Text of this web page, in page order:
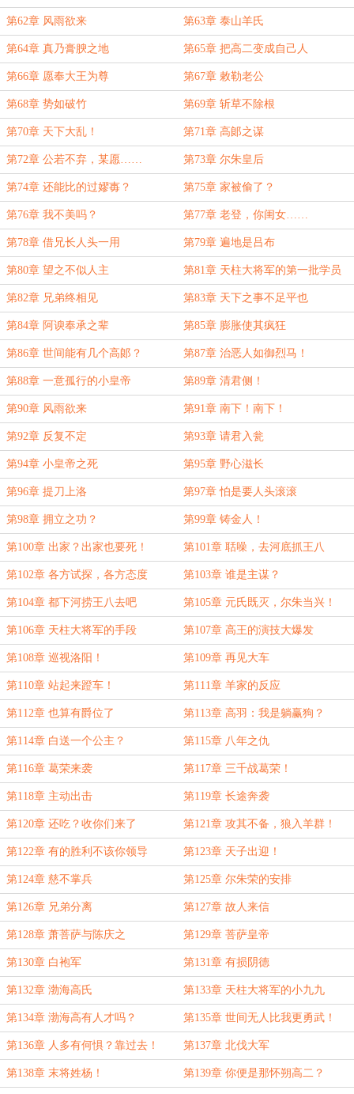
第62章 风雨欲来 第63章 泰山羊氏
第64章 真乃膏腴之地 第65章 把高二变成自己人
第66章 愿奉大王为尊 第67章 敕勒老公
第68章 势如破竹 第69章 斩草不除根
第70章 天下大乱！ 第71章 高郞之谋
第72章 公若不弃，某愿…… 第73章 尔朱皇后
第74章 还能比的过嫪毐？ 第75章 家被偷了？
第76章 我不美吗？ 第77章 老登，你闺女……
第78章 借兄长人头一用 第79章 遍地是吕布
第80章 望之不似人主 第81章 天柱大将军的第一批学员
第82章 兄弟终相见 第83章 天下之事不足平也
第84章 阿谀奉承之辈 第85章 膨胀使其疯狂
第86章 世间能有几个高郞？ 第87章 治恶人如御烈马！
第88章 一意孤行的小皇帝 第89章 清君侧！
第90章 风雨欲来 第91章 南下！南下！
第92章 反复不定 第93章 请君入瓮
第94章 小皇帝之死 第95章 野心滋长
第96章 提刀上洛 第97章 怕是要人头滚滚
第98章 拥立之功？ 第99章 铸金人！
第100章 出家？出家也要死！ 第101章 聒噪，去河底抓王八
第102章 各方试探，各方态度 第103章 谁是主谋？
第104章 都下河捞王八去吧 第105章 元氏既灭，尔朱当兴！
第106章 天柱大将军的手段 第107章 高王的演技大爆发
第108章 巡视洛阳！ 第109章 再见大车
第110章 站起来蹬车！ 第111章 羊家的反应
第112章 也算有爵位了 第113章 高羽：我是躺赢狗？
第114章 白送一个公主？ 第115章 八年之仇
第116章 葛荣来袭 第117章 三千战葛荣！
第118章 主动出击 第119章 长途奔袭
第120章 还吃？收你们来了 第121章 攻其不备，狼入羊群！
第122章 有的胜利不该你领导 第123章 天子出迎！
第124章 慈不掌兵 第125章 尔朱荣的安排
第126章 兄弟分离 第127章 故人来信
第128章 萧菩萨与陈庆之 第129章 菩萨皇帝
第130章 白袍军 第131章 有损阴德
第132章 渤海高氏 第133章 天柱大将军的小九九
第134章 渤海高有人才吗？ 第135章 世间无人比我更勇武！
第136章 人多有何惧？靠过去！ 第137章 北伐大军
第138章 末将姓杨！ 第139章 你便是那怀朔高二？